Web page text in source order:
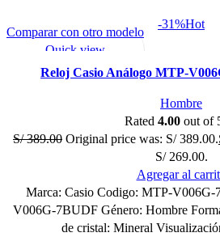
-31%Hot
Comparar con otro modelo
Quick view
Mi lista de deseo
Reloj Casio Análogo MTP-
Hombre
Rated 4.00 out of
S/389.00 Original price was: S/ 389.00.
S/ 269.00.
Agregar al
Marca: Casio Codigo: MTP-
V006G-7BUDF Género: Hombre
de cristal: Mineral